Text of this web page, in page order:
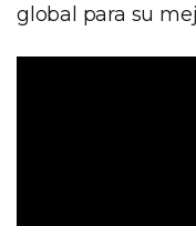
global para su